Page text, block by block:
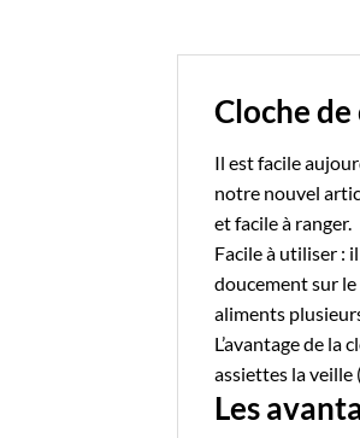
Cloche
Il est facile
notre nouvel
et facile à ranger.
Facile à utiliser :
doucement sur
aliments
L’avantage de
assiettes la veille
Les